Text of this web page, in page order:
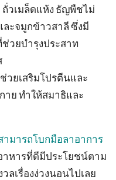
ถั่วเมล็ดแห้ง ธัญพืชไม่
ะจมูกข้าวสาลี ซึ่งมี
วยบำรุงประสาท
วยเสริมโปรตีนและ
าย ทำให้สมาธิและ
ามารถโบกมือลาอาการ
หารที่ดีมีประโยชน์ตาม
เรื่องง่วงนอนไปเลย